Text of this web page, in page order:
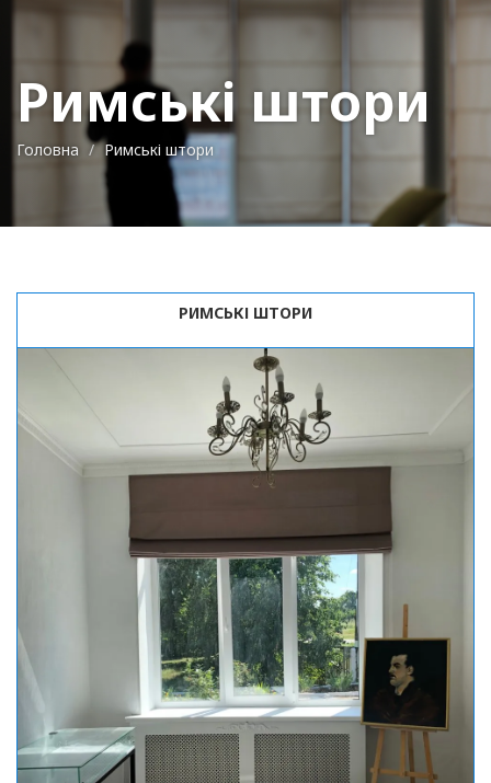
Римські штори
Головна Римські штори
РИМСЬКІ ШТОРИ